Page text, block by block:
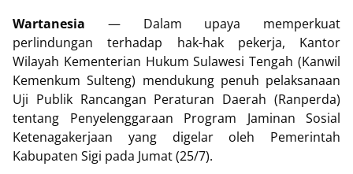
Wartanesia — Dalam upaya memperkuat
perlindungan terhadap hak-hak pekerja, Kantor
Wilayah Kementerian Hukum Sulawesi Tengah (Kanwil
Kemenkum Sulteng) mendukung penuh pelaksanaan
Uji Publik Rancangan Peraturan Daerah (Ranperda)
tentang Penyelenggaraan Program Jaminan Sosial
Ketenagakerjaan yang digelar oleh Pemerintah
Kabupaten Sigi pada Jumat (25/7).